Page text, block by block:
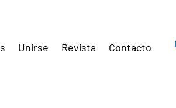
Unirse Revista Contacto